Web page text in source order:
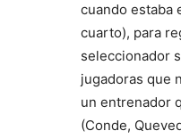
cuando estaba
cuarto), para
seleccionador
jugadoras que
un entrenador
(Conde,